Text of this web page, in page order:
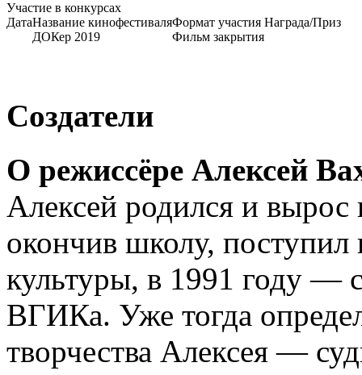
Участие в конкурсах
ДатаНазвание кинофестиваляФормат участия Награда/Приз
ДОКер 2019
Фильм закрытия
Создатели
О режиссёре Алексей
Алексей родился и
окончив школу, поступил
культуры, в 1991 году —
ВГИКа. Уже тогда
творчества Алексея —